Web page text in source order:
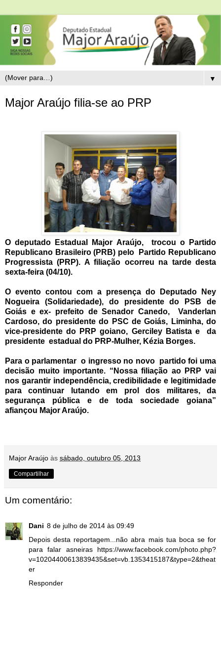
▼
Major Araújo filia-se ao PRP
O deputado Estadual Major Araújo, trocou o Partido
Republicano Brasileiro (PRB) pelo Partido Republicano
Progressista (PRP). A filiação ocorreu na tarde desta
sexta-feira (04/10).
O evento contou com a presença do Deputado Ney
Nogueira (Solidariedade), do presidente do PSB de
Goiás e ex- prefeito de Senador Canedo, Vanderlan
Cardoso, do presidente do PSC de Goiás, Liminha, do
vice-presidente do PRP goiano, Gerciley Batista e da
presidente estadual do PRP-Mulher, Kézia Borges.
Para o parlamentar o ingresso no novo partido foi uma
decisão muito importante. “Nossa filiação ao PRP vai
nos garantir independência, credibilidade e legitimidade
para continuar lutando em prol dos militares, da
segurança pública e de toda sociedade goiana”
afiançou Major Araújo.
Major Araújo às sábado, outubro 05, 2013
Compartilhar
Um comentário:
Dani 8 de julho de 2014 às 09:49
Depois desta reportagem...não abra mais tua boca se for
para falar asneiras https://www.facebook.com/photo.php?
v=10204400613839435&set=vb.1353415187&type=2&theat
er
Responder